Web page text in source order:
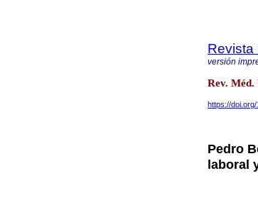
Revista
versión
Rev.
https://
Pedro
laboral